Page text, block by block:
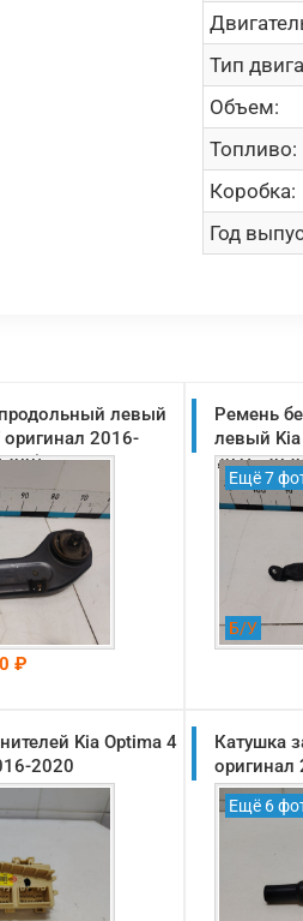
Тип
Объем:
Топливо:
Коробка:
Год
левый
оригинал 2016-
₽
Ремень
левый Kia
2016-
Ещё 7
Б/У
На
Kia Optima 4
2020
Катушка
оригинал
Ещё 6